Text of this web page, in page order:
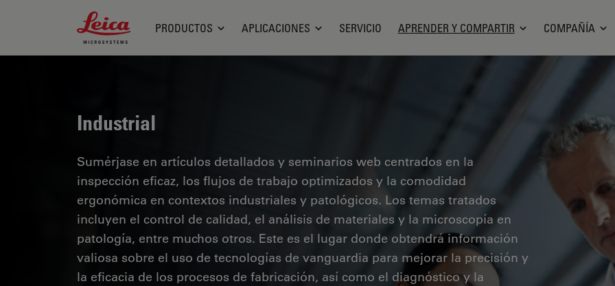
Leica Microsystems Logo
PRODUCTOS APLICACIONES SERVICIO APRENDER Y COMPARTIR COMPAÑÍA
Industrial
Sumérjase en artículos detallados y seminarios web centrados en la
inspección eficaz, los flujos de trabajo optimizados y la comodidad
ergonómica en contextos industriales y patológicos. Los temas tratados
incluyen el control de calidad, el análisis de materiales y la microscopía en
patología, entre muchos otros. Este es el lugar donde obtendrá información
valiosa sobre el uso de tecnologías de vanguardia para mejorar la precisión y
la eficacia de los procesos de fabricación, así como el diagnóstico y la